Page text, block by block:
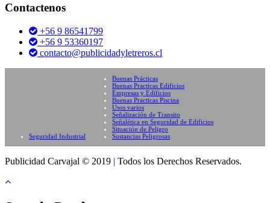
Contactenos
+56 9 86541799
+56 9 53360197
contacto@publicidadyletreros.cl
Seguridad Industrial
Buenas Prácticas
Buenas Practicas Edificios
Empresas y Edificios
Buenas Practicas Piscina
Usos varios
Señalización de Transito
Señalética en Seguridad de Edificios
Situación de Peligro
Sustancias Peligrosas
Publicidad Carvajal © 2019 | Todos los Derechos Reservados.